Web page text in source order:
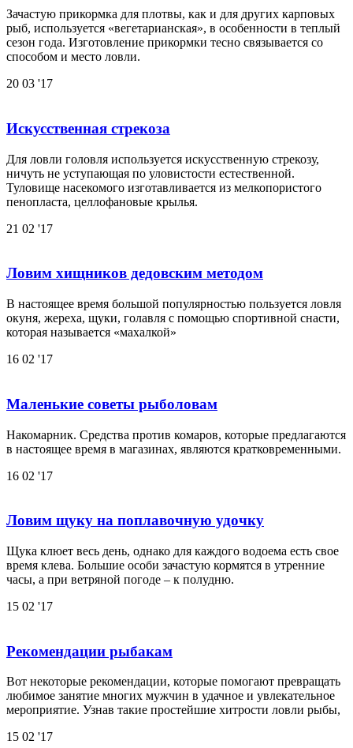
Зачастую прикормка для плотвы, как и для других карповых
рыб, используется «вегетарианская», в особенности в теплый
сезон года. Изготовление прикормки тесно связывается со
способом и место ловли.
20 03 '17
Искусственная стрекоза
Для ловли головля используется искусственную стрекозу,
ничуть не уступающая по уловистости естественной.
Туловище насекомого изготавливается из мелкопористого
пенопласта, целлофановые крылья.
21 02 '17
Ловим хищников дедовским методом
В настоящее время большой популярностью пользуется ловля
окуня, жереха, щуки, голавля с помощью спортивной снасти,
которая называется «махалкой»
16 02 '17
Маленькие советы рыболовам
Накомарник. Средства против комаров, которые предлагаются
в настоящее время в магазинах, являются кратковременными.
16 02 '17
Ловим щуку на поплавочную удочку
Щука клюет весь день, однако для каждого водоема есть свое
время клева. Большие особи зачастую кормятся в утренние
часы, а при ветряной погоде – к полудню.
15 02 '17
Рекомендации рыбакам
Вот некоторые рекомендации, которые помогают превращать
любимое занятие многих мужчин в удачное и увлекательное
мероприятие. Узнав такие простейшие хитрости ловли рыбы,
15 02 '17